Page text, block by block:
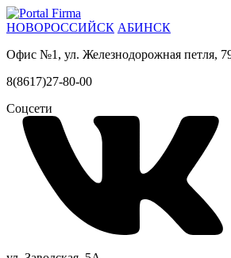
НОВОРОССИЙСК АБИНСК
Офис №1, ул. Железнодорожная петля,
8(8617)27-80-00
Соцсети